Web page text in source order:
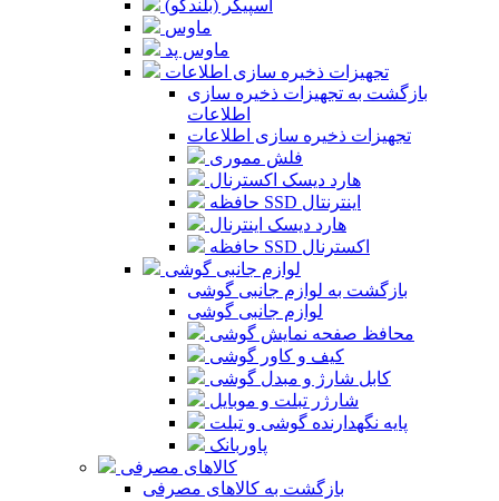
اسپیکر (بلندگو)
ماوس
ماوس پد
تجهیزات ذخیره سازی اطلاعات
بازگشت به تجهیزات ذخیره سازی
اطلاعات
تجهیزات ذخیره سازی اطلاعات
فلش مموری
هارد دیسک اکسترنال
حافظه SSD اینترنتال
هارد دیسک اینترنال
حافظه SSD اکسترنال
لوازم جانبی گوشی
بازگشت به لوازم جانبی گوشی
لوازم جانبی گوشی
محافظ صفحه نمایش گوشی
کیف و کاور گوشی
کابل شارژ و مبدل گوشی
شارژر تبلت و موبایل
پایه نگهدارنده گوشی و تبلت
پاوربانک
کالاهای مصرفی
بازگشت به کالاهای مصرفی